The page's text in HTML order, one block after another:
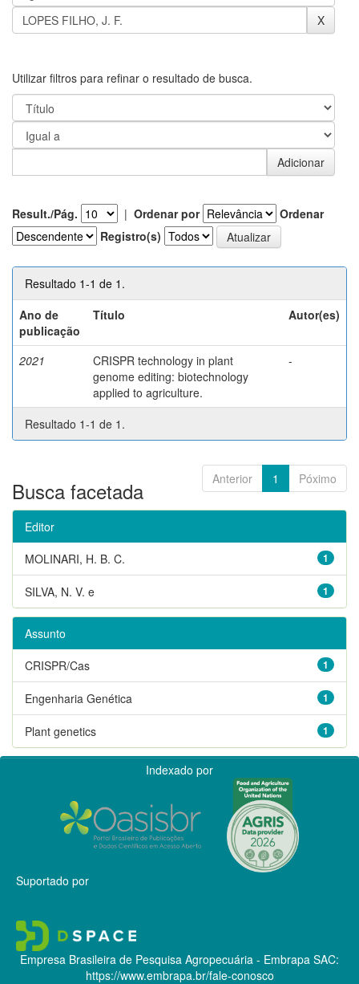
Utilizar filtros para refinar o resultado de busca.
Result./Pág. | Ordenar por
Ordenar
Registro(s)
Resultado 1-1 de 1.
Ano de
publicação
Título Autor(es)
2021
CRISPR technology in plant
genome editing: biotechnology
applied to agriculture.
-
Resultado 1-1 de 1.
Anterior 1 Póximo
Busca facetada
Editor
1
MOLINARI, H. B. C.
1
SILVA, N. V. e
Assunto
1
CRISPR/Cas
1
Engenharia Genética
1
Plant genetics
Indexado por
Suportado por
Empresa Brasileira de Pesquisa Agropecuária - Embrapa SAC:
https://www.embrapa.br/fale-conosco